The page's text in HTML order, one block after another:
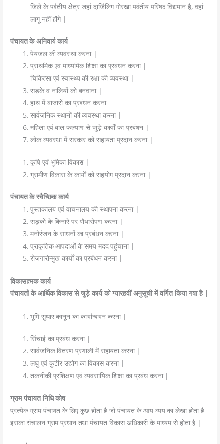
जिले के पर्वतीय क्षेत्र जहां दार्जिलिंग गोरखा पर्वतीय परिषद विद्यमान है, वहां
लागू नहीं होंगे |
पंचायत के अनिवार्य कार्य
पेयजल की व्यवस्था करना |
प्राथमिक एवं माध्यमिक शिक्षा का प्रबंधन करना |
चिकित्सा एवं स्वास्थ्य की रक्षा की व्यवस्था |
सड़के व नालियों को बनवाना |
हाथ में बाजारों का प्रबंधन करना |
सार्वजनिक स्थानों की व्यवस्था करना |
महिला एवं बाल कल्याण से जुड़े कार्यों का प्रबंधन |
लोक व्यवस्था में सरकार को सहायता प्रदान करना |
कृषि एवं भूमिका विकास |
ग्रामीण विकास के कार्यों को सहयोग प्रदान करना |
पंचायत के स्वैच्छिक कार्य
पुस्तकालय एवं वाचनालय की स्थापना करना |
सड़कों के किनारे पर पौधारोपण करना |
मनोरंजन के साधनों का प्रबंधन करना |
प्राकृतिक आपदाओं के समय मदद पहुंचाना |
रोजगारोन्मुख कार्यों का प्रबंधन करना |
विकासात्मक कार्य
पंचायतों के आर्थिक विकास से जुड़े कार्य को ग्यारहवीं अनुसूची में वर्णित किया गया है |
भूमि सुधार कानून का कार्यान्वयन करना |
सिंचाई का प्रबंध करना |
सार्वजनिक वितरण प्रणाली में सहायता करना |
लघु एवं कुटीर उद्योग का विकास करना |
तकनीकी प्रशिक्षण एवं व्यवसायिक शिक्षा का प्रबंध करना |
ग्राम पंचायत निधि कोष
प्रत्येक ग्राम पंचायत के लिए कुछ होता है जो पंचायत के आय व्यय का लेखा होता है
इसका संचालन ग्राम प्रधान तथा पंचायत विकास अधिकारी के माध्यम से होता है |